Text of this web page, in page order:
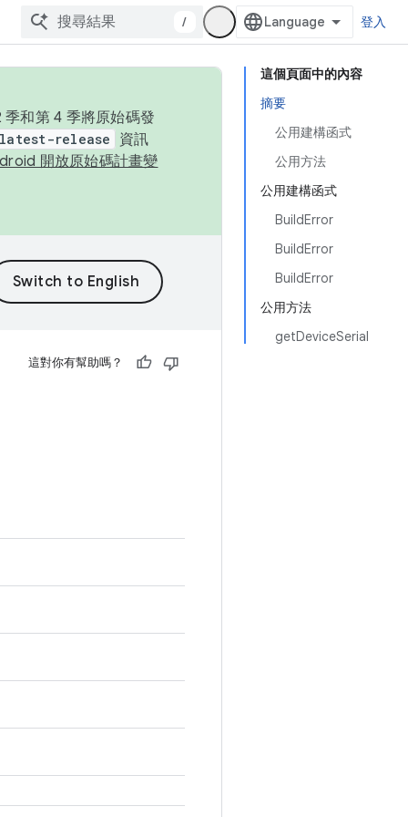
/ 登入
這個頁面中的內容
摘要
公用建構函式
公用方法
公用建構函式
BuildError
BuildError
BuildError
公用方法
getDeviceSerial
和第 4 季將原始碼發
release
資訊
開放原始碼計畫變
這對你有幫助嗎？